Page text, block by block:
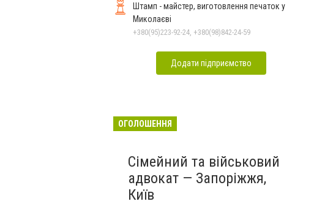
Штамп - майстер, виготовлення печаток у
Миколаєві
+380(95)223-92-24, +380(98)842-24-59
Додати підприємство
ОГОЛОШЕННЯ
Сімейний та військовий
адвокат — Запоріжжя,
Київ